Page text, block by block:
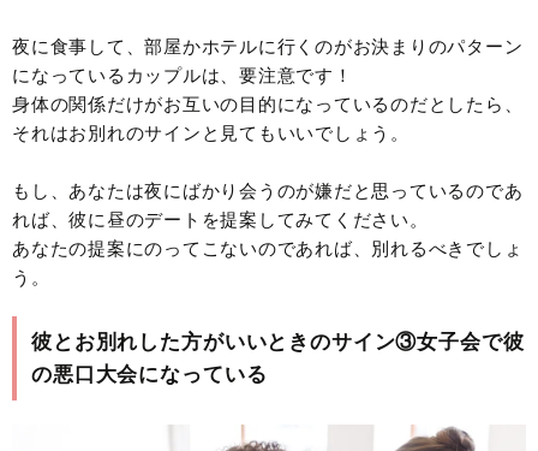
夜に食事して、部屋かホテルに行くのがお決まりのパターン
になっているカップルは、要注意です！
身体の関係だけがお互いの目的になっているのだとしたら、
それはお別れのサインと見てもいいでしょう。
もし、あなたは夜にばかり会うのが嫌だと思っているのであ
れば、彼に昼のデートを提案してみてください。
あなたの提案にのってこないのであれば、別れるべきでしょ
う。
彼とお別れした方がいいときのサイン③女子会で彼
の悪口大会になっている